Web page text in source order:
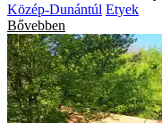
Közép-Dunántúl Etyek
Bővebben